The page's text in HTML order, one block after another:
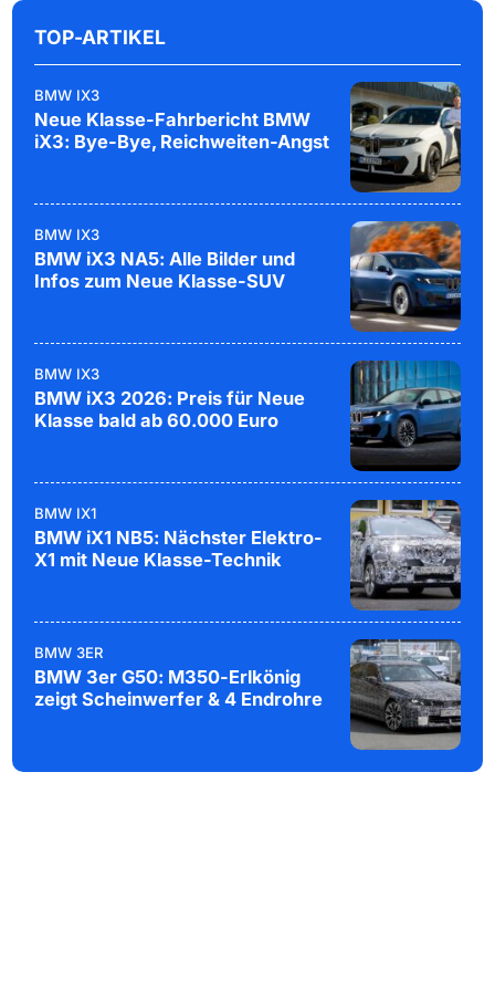
TOP-ARTIKEL
BMW IX3
Neue Klasse-Fahrbericht BMW
iX3: Bye-Bye, Reichweiten-Angst
BMW IX3
BMW iX3 NA5: Alle Bilder und
Infos zum Neue Klasse-SUV
BMW IX3
BMW iX3 2026: Preis für Neue
Klasse bald ab 60.000 Euro
BMW IX1
BMW iX1 NB5: Nächster Elektro-
X1 mit Neue Klasse-Technik
BMW 3ER
BMW 3er G50: M350-Erlkönig
zeigt Scheinwerfer & 4 Endrohre